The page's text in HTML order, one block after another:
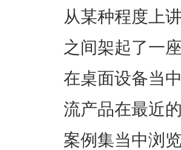
从某种程度上
之间架起了一
在桌面设备当
流产品在最近
案例集当中浏